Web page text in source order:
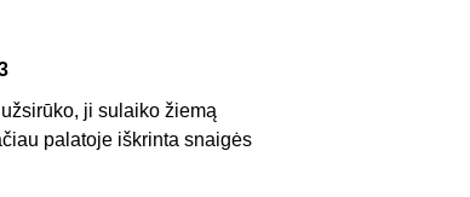
ji sulaiko žiemą
palatoje iškrinta snaigės